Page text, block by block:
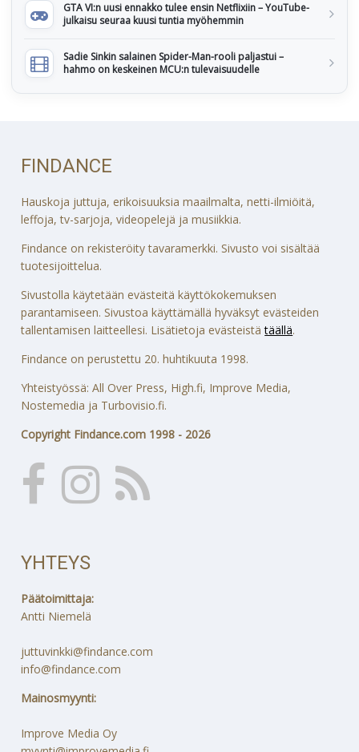
GTA VI:n uusi ennakko tulee ensin Netflixiin – YouTube-
julkaisu seuraa kuusi tuntia myöhemmin
Sadie Sinkin salainen Spider-Man-rooli paljastui –
hahmo on keskeinen MCU:n tulevaisuudelle
FINDANCE
Hauskoja juttuja, erikoisuuksia maailmalta, netti-ilmiöitä,
leffoja, tv-sarjoja, videopelejä ja musiikkia.
Findance on rekisteröity tavaramerkki. Sivusto voi sisältää
tuotesijoittelua.
Sivustolla käytetään evästeitä käyttökokemuksen
parantamiseen. Sivustoa käyttämällä hyväksyt evästeiden
tallentamisen laitteellesi. Lisätietoja evästeistätäällä.
Findance on perustettu 20. huhtikuuta 1998.
Yhteistyössä: All Over Press, High.fi, Improve Media,
Nostemedia ja Turbovisio.fi.
Copyright Findance.com 1998 - 2026
YHTEYS
Päätoimittaja:
Antti Niemelä
juttuvinkki@findance.com
info@findance.com
Mainosmyynti:
Improve Media Oy